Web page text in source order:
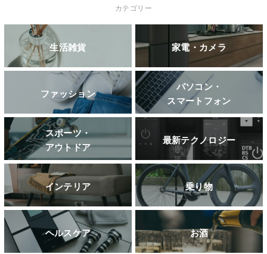
カテゴリー
生活雑貨 家電・カメラ
ファッション
パソコン・
スマートフォン
スポーツ・
アウトドア
最新テクノロジー
インテリア 乗り物
ヘルスケア お酒